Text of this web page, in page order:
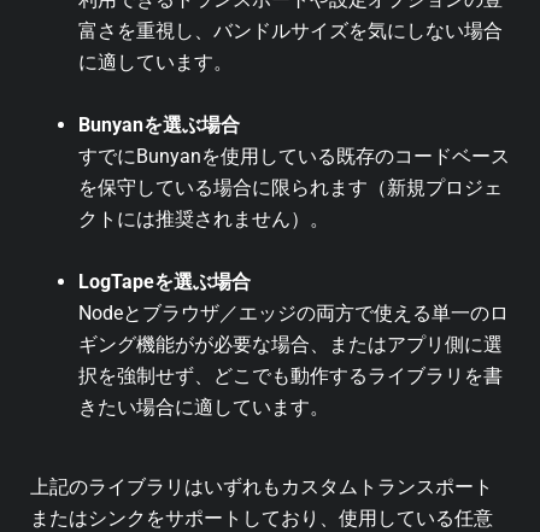
富さを重視し、バンドルサイズを気にしない場合
に適しています。
Bunyanを選ぶ場合
すでにBunyanを使用している既存のコードベース
を保守している場合に限られます（新規プロジェ
クトには推奨されません）。
LogTapeを選ぶ場合
Nodeとブラウザ／エッジの両方で使える単一のロ
ギング機能がが必要な場合、またはアプリ側に選
択を強制せず、どこでも動作するライブラリを書
きたい場合に適しています。
上記のライブラリはいずれもカスタムトランスポート
またはシンクをサポートしており、使用している任意